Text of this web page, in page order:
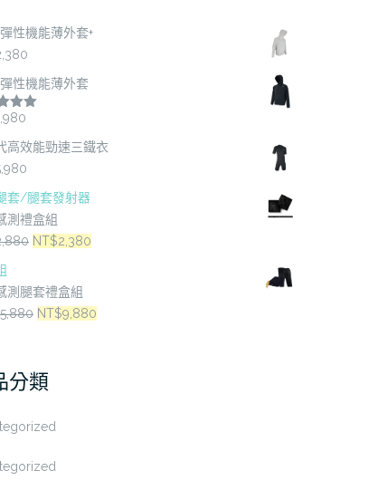
性機能薄外套+
性機能薄外套
5.00
高效能勁速三鐵衣
套/腿套發射器
測禮盒組
原
價
格：
NT$2,380
格：
測腿套禮盒組
原
格：
NT$9,880
分類